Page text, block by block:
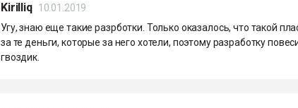
Kirilliq 10.01.2019
Угу, знаю еще такие разрботки. Только оказалось, что такой
за те деньги, которые за него хотели, поэтому разработку
гвоздик.